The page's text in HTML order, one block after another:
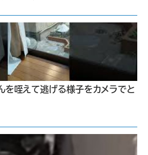
を咥えて逃げる様子をカメラでと